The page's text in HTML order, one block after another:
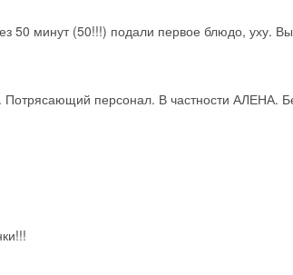
50 минут (50!!!) подали первое блюдо, уху.
персонал. В частности АЛЕНА.